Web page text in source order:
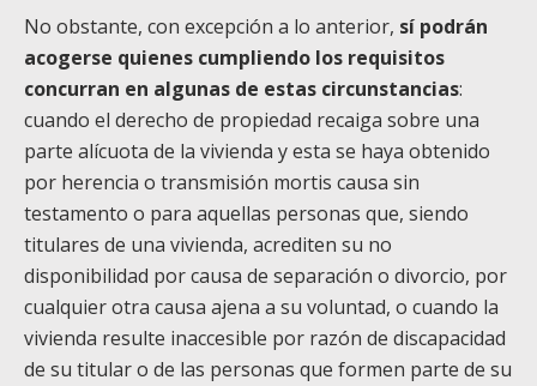
No obstante, con excepción a lo anterior, sí podrán
acogerse quienes cumpliendo los requisitos
concurran en algunas de estas circunstancias:
cuando el derecho de propiedad recaiga sobre una
parte alícuota de la vivienda y esta se haya obtenido
por herencia o transmisión mortis causa sin
testamento o para aquellas personas que, siendo
titulares de una vivienda, acrediten su no
disponibilidad por causa de separación o divorcio, por
cualquier otra causa ajena a su voluntad, o cuando la
vivienda resulte inaccesible por razón de discapacidad
de su titular o de las personas que formen parte de su